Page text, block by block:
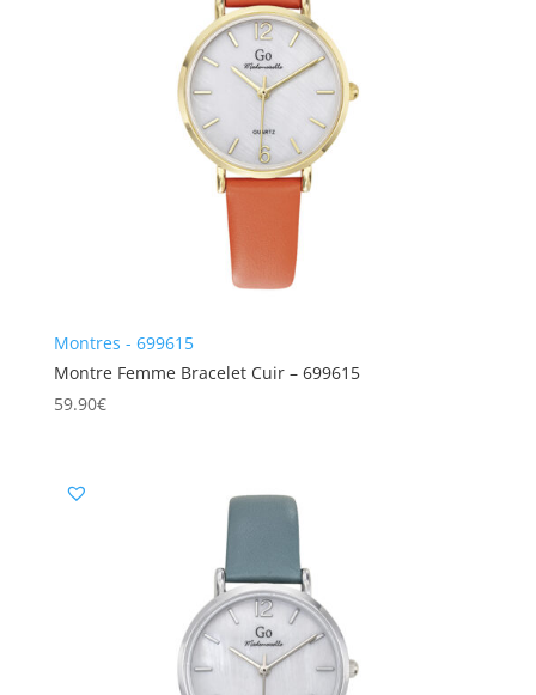
Montres - 699615
Montre Femme Bracelet Cuir – 699615
59.90€